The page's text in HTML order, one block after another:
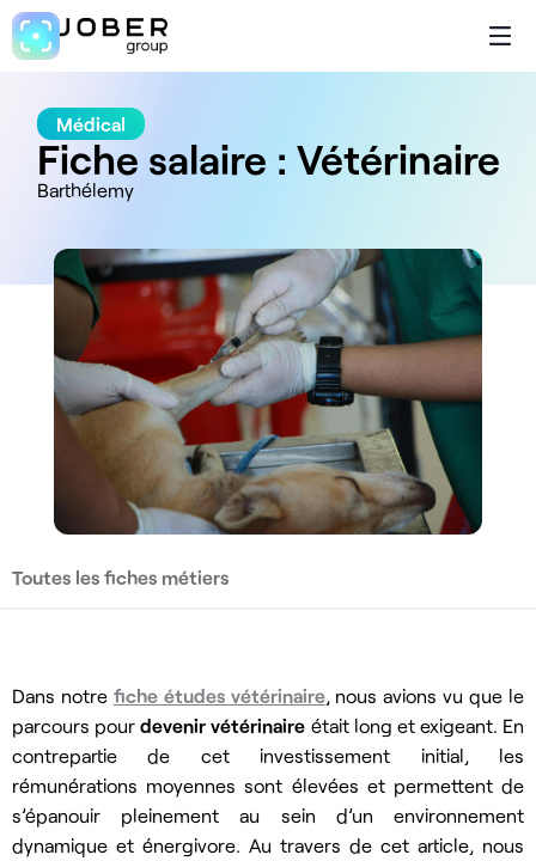
Médical
Fiche salaire : Vétérinaire
Barthélemy
Toutes les fiches métiers
Dans notre fiche études vétérinaire, nous avions vu que le
parcours pourdevenir vétérinaire était long et exigeant. En
contrepartie de cet investissement initial, les
rémunérations moyennes sont élevées et permettent de
s’épanouir pleinement au sein d’un environnement
dynamique et énergivore. Au travers de cet article, nous